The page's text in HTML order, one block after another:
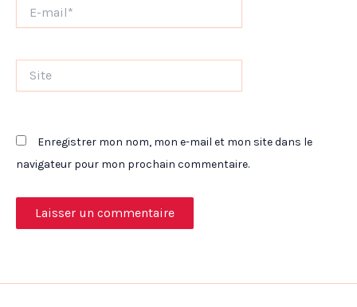
mail*
Enregistrer mon nom, mon e-mail et mon site dans le
navigateur pour mon prochain commentaire.